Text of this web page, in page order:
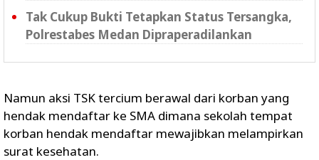
Tak Cukup Bukti Tetapkan Status Tersangka,
Polrestabes Medan Dipraperadilankan
Namun aksi TSK tercium berawal dari korban yang
hendak mendaftar ke SMA dimana sekolah tempat
korban hendak mendaftar mewajibkan melampirkan
surat kesehatan.